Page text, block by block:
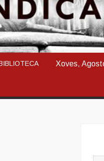
Xoves,